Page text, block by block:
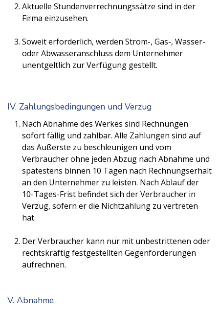
Aktuelle Stundenverrechnungssätze sind in der
Firma einzusehen.
Soweit erforderlich, werden Strom-, Gas-, Wasser-
oder Abwasseranschluss dem Unternehmer
unentgeltlich zur Verfügung gestellt.
IV. Zahlungsbedingungen und Verzug
Nach Abnahme des Werkes sind Rechnungen
sofort fällig und zahlbar. Alle Zahlungen sind auf
das Äußerste zu beschleunigen und vom
Verbraucher ohne jeden Abzug nach Abnahme und
spätestens binnen 10 Tagen nach Rechnungserhalt
an den Unternehmer zu leisten. Nach Ablauf der
10-Tages-Frist befindet sich der Verbraucher in
Verzug, sofern er die Nichtzahlung zu vertreten
hat.
Der Verbraucher kann nur mit unbestrittenen oder
rechtskräftig festgestellten Gegenforderungen
aufrechnen.
V. Abnahme